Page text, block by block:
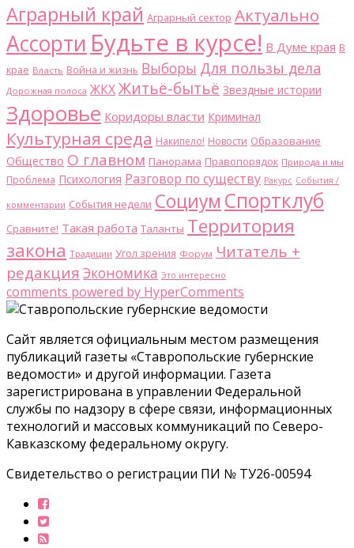
Аграрный край Аграрный сектор Актуально
Ассорти Будьте в курсе! В Думе края В
крае Власть Война и жизнь Выборы Для пользы дела
Дорожная полоса ЖКХЖитьё-бытьё Звездные истории
Здоровье Коридоры власти Криминал
Культурная среда Накипело! Новости Образование
Общество О главном Панорама Правопорядок Природа и мы
Проблема Психология Разговор по существу Ракурс События /
комментарии События недели Социум Спортклуб
Сравните! Такая работа Таланты Территория
закона Традиции Угол зрения Форум Читатель +
редакция Экономика Это интересно
comments powered by HyperComments
Сайт является официальным местом размещения
публикаций газеты «Ставропольские губернские
ведомости» и другой информации. Газета
зарегистрирована в управлении Федеральной
службы по надзору в сфере связи, информационных
технологий и массовых коммуникаций по Северо-
Кавказскому федеральному округу.
Свидетельство о регистрации ПИ № ТУ26-00594